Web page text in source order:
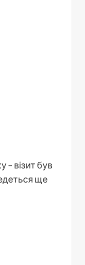
візит був
ще